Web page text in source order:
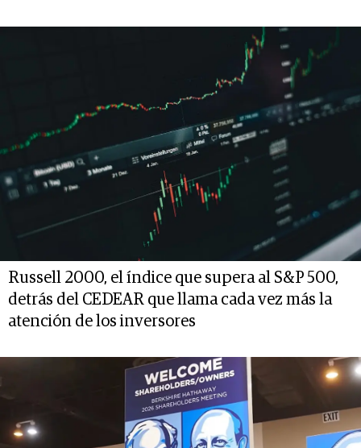
Russell 2000, el índice que supera al S&P 500,
detrás del CEDEAR que llama cada vez más la
atención de los inversores